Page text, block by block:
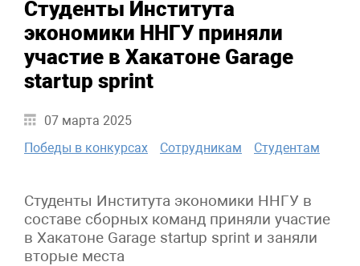
Студенты Института
экономики ННГУ приняли
участие в Хакатоне Garage
startup sprint
07 марта 2025
Победы в конкурсах
Сотрудникам Студентам
Студенты Института экономики ННГУ в
составе сборных команд приняли участие
в Хакатоне Garage startup sprint и заняли
вторые места